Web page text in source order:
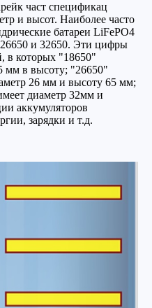
част спецификац
и высот. Наиболее часто
батареи LiFePO4
и 32650. Эти цифры
в которых "18650"
мм в высоту; "26650"
26 мм и высоту 65 мм;
диаметр 32мм и
аккумуляторов
зарядки и т.д.